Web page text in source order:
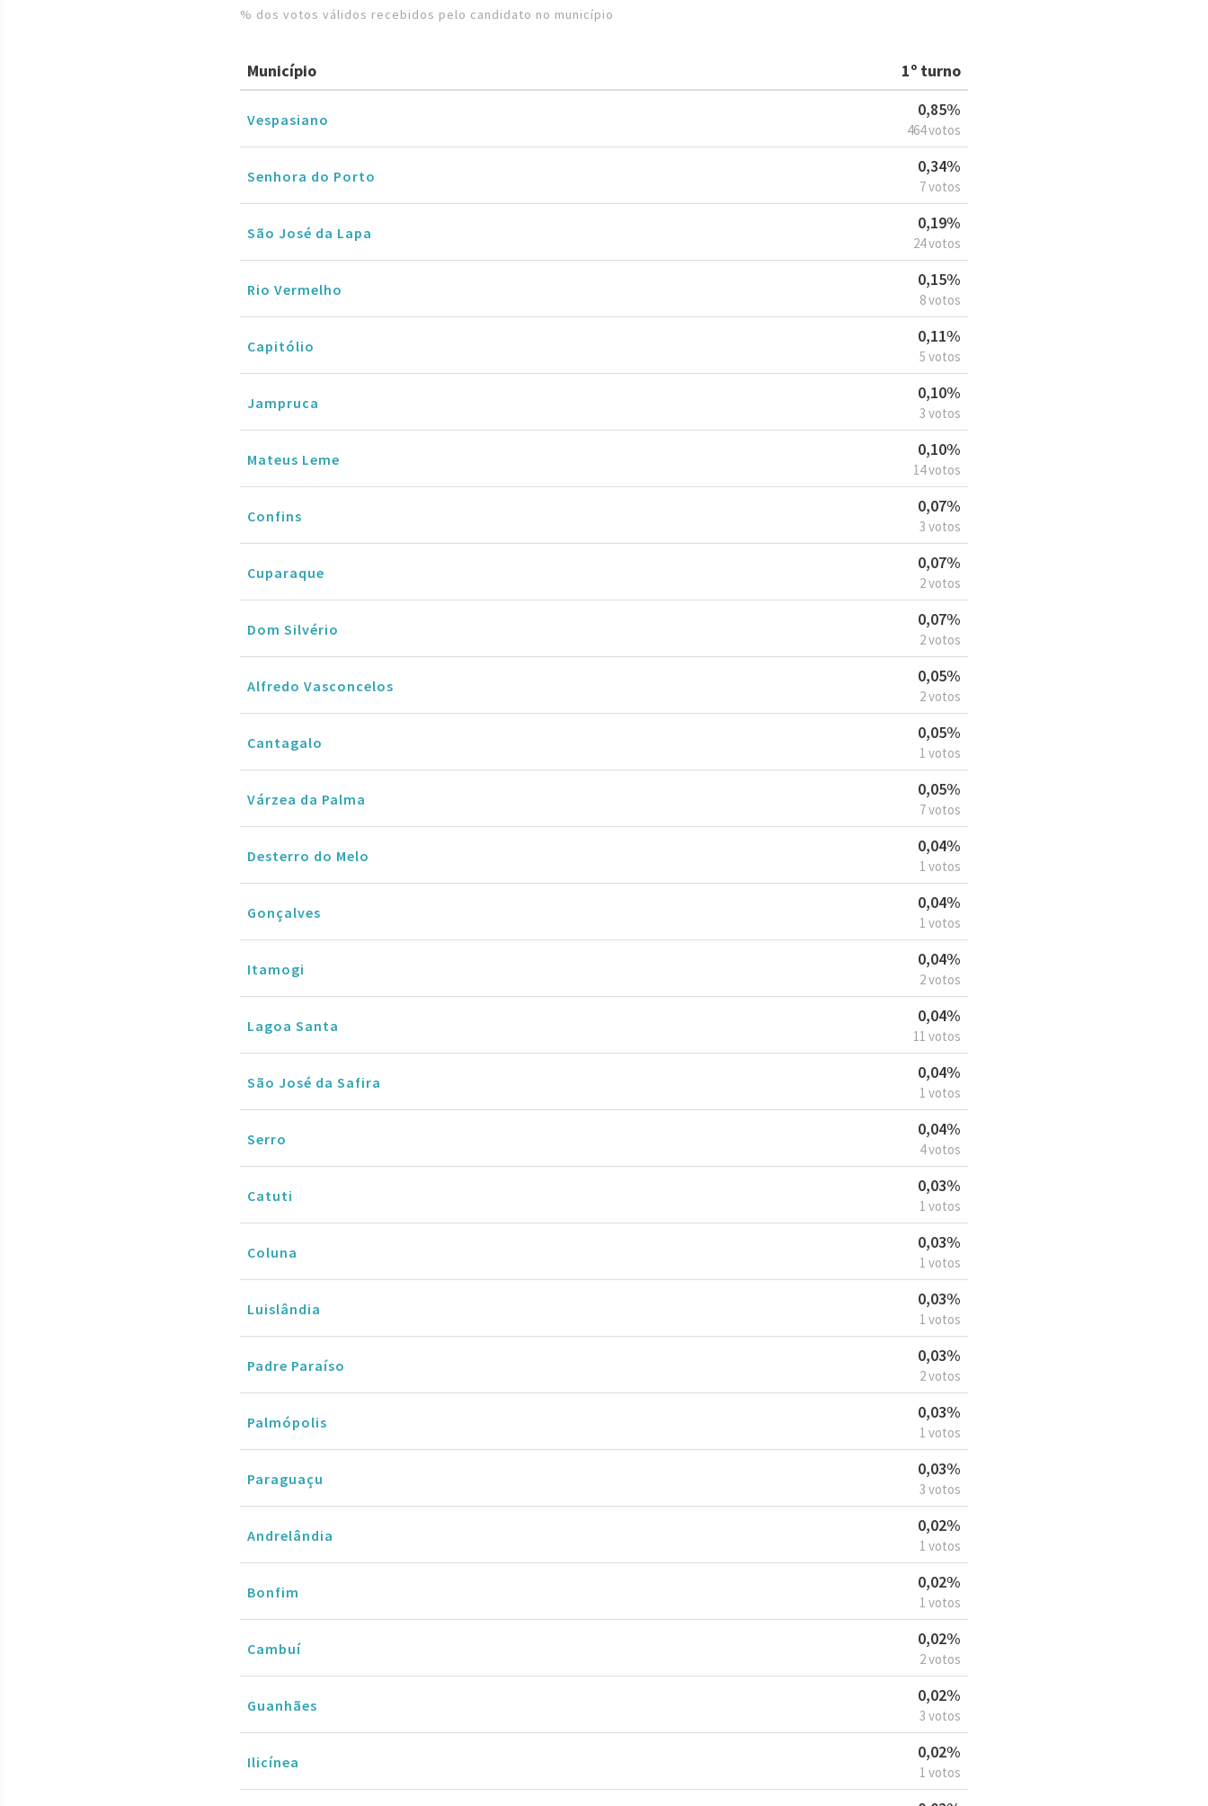
% dos votos válidos recebidos pelo candidato no município
Município 1º turno
Vespasiano
0,85%
464 votos
Senhora do Porto
0,34%
7 votos
São José da Lapa
0,19%
24 votos
Rio Vermelho
0,15%
8 votos
Capitólio
0,11%
5 votos
Jampruca
0,10%
3 votos
Mateus Leme
0,10%
14 votos
Confins
0,07%
3 votos
Cuparaque
0,07%
2 votos
Dom Silvério
0,07%
2 votos
Alfredo Vasconcelos
0,05%
2 votos
Cantagalo
0,05%
1 votos
Várzea da Palma
0,05%
7 votos
Desterro do Melo
0,04%
1 votos
Gonçalves
0,04%
1 votos
Itamogi
0,04%
2 votos
Lagoa Santa
0,04%
11 votos
São José da Safira
0,04%
1 votos
Serro
0,04%
4 votos
Catuti
0,03%
1 votos
Coluna
0,03%
1 votos
Luislândia
0,03%
1 votos
Padre Paraíso
0,03%
2 votos
Palmópolis
0,03%
1 votos
Paraguaçu
0,03%
3 votos
Andrelândia
0,02%
1 votos
Bonfim
0,02%
1 votos
Cambuí
0,02%
2 votos
Guanhães
0,02%
3 votos
Ilicínea
0,02%
1 votos